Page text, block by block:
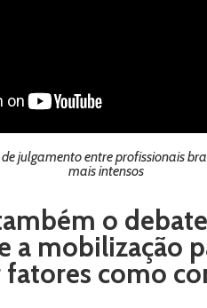
julgamento entre profissionais
mais intensos
o
mobilização
fatores como